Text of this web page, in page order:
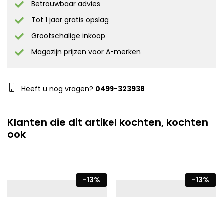
Betrouwbaar advies
Tot 1 jaar gratis opslag
Grootschalige inkoop
Magazijn prijzen voor A-merken
Heeft u nog vragen? 0499-323938
Klanten die dit artikel kochten, kochten
ook
-13% -13%